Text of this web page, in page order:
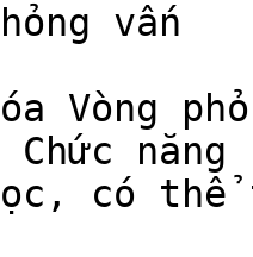
vấn
Vòng
năng
có